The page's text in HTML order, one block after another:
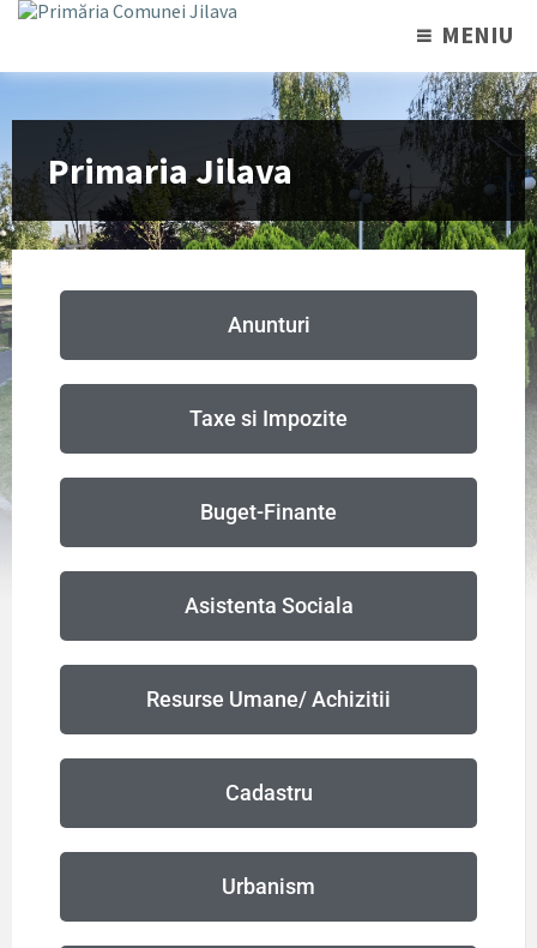
MENIU
Primaria Jilava
Anunturi
Taxe si Impozite
Buget-Finante
Asistenta Sociala
Resurse Umane/ Achizitii
Cadastru
Urbanism